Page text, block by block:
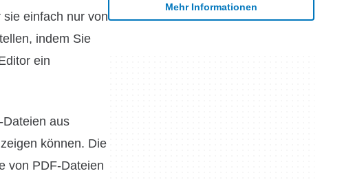
einfach nur von
indem Sie
ein
aus
können. Die
von PDF-Dateien
Mehr Informationen